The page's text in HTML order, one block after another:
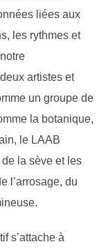
liées aux
les rythmes et
artistes et
un groupe de
la botanique,
le LAAB
la sève et les
l’arrosage, du
s’attache à